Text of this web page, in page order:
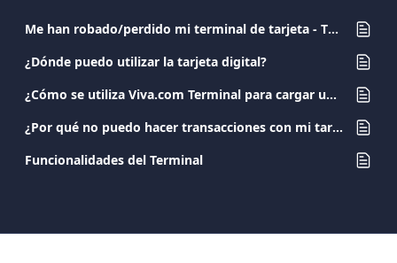
Me han robado/perdido mi terminal de tarjeta - TPV. ¿Qué debo hacer?
¿Dónde puedo utilizar la tarjeta digital?
¿Cómo se utiliza Viva.com Terminal para cargar una tarjeta?
¿Por qué no puedo hacer transacciones con mi tarjeta?
Funcionalidades del Terminal